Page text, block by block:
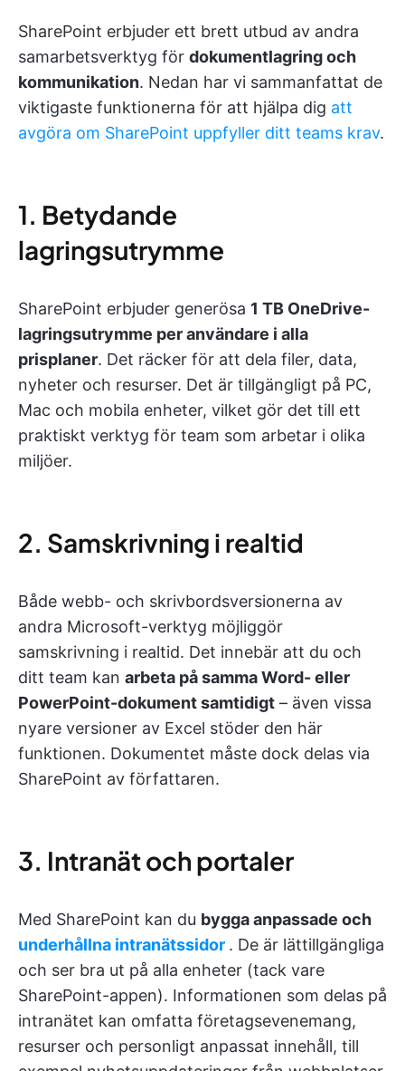
SharePoint erbjuder ett brett utbud av andra
samarbetsverktyg för dokumentlagring och
kommunikation. Nedan har vi sammanfattat de
viktigaste funktionerna för att hjälpa dig att
avgöra om SharePoint uppfyller ditt teams krav.
1. Betydande
lagringsutrymme
SharePoint erbjuder generösa 1 TB OneDrive-
lagringsutrymme per användare i alla
prisplaner. Det räcker för att dela filer, data,
nyheter och resurser. Det är tillgängligt på PC,
Mac och mobila enheter, vilket gör det till ett
praktiskt verktyg för team som arbetar i olika
miljöer.
2. Samskrivning i realtid
Både webb- och skrivbordsversionerna av
andra Microsoft-verktyg möjliggör
samskrivning i realtid. Det innebär att du och
ditt team kan arbeta på samma Word- eller
PowerPoint-dokument samtidigt – även vissa
nyare versioner av Excel stöder den här
funktionen. Dokumentet måste dock delas via
SharePoint av författaren.
3. Intranät och portaler
Med SharePoint kan du bygga anpassade och
underhållna intranätssidor . De är lättillgängliga
och ser bra ut på alla enheter (tack vare
SharePoint-appen). Informationen som delas på
intranätet kan omfatta företagsevenemang,
resurser och personligt anpassat innehåll, till